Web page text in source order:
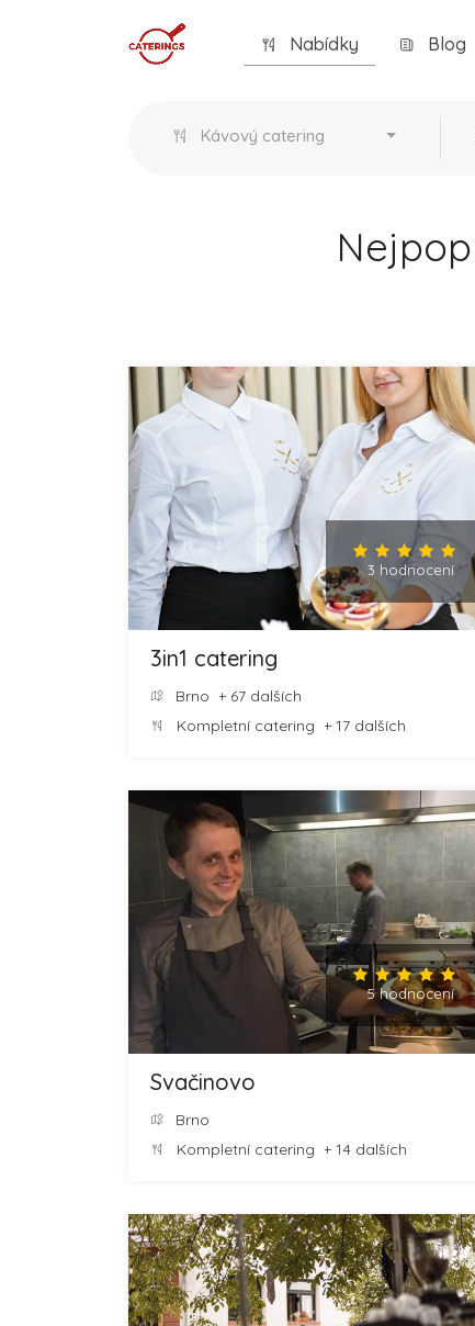
Nabídky Blog
Kávový catering
3 hodnocení
3in1 catering
Brno + 67 dalších
Kompletní catering + 17 dalších
5 hodnocení
Svačinovo
Brno
Kompletní catering + 14 dalších